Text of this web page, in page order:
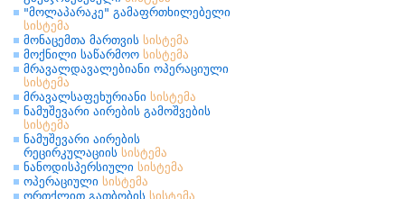
"მოლაპარაკე" გამაფრთხილებელი
სისტემა
მონაცემთა მართვის სისტემა
მოქნილი საწარმოო სისტემა
მრავალდავალებიანი ოპერაციული
სისტემა
მრავალსაფეხურიანი სისტემა
ნამუშევარი აირების გამოშვების
სისტემა
ნამუშევარი აირების
რეცირკულაციის სისტემა
ნანოდისპერსიული სისტემა
ოპერაციული სისტემა
ორთქლით გათბობის სისტემა